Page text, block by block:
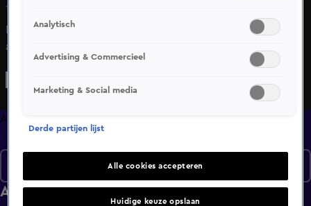
11 feb 2022, 16:00
Deze week testen we of mensen klakkeloos alles
aannemen van iemand met een geel hesje. Niels zit in
quarantaine.. En daarom geeft hij vanuit huis, de meest
Vrienden dus, maar dan anders.
Afleveringen
Afleveringen
Analytisch
Advertising & Commercieel
Marketing & Social media
Derde partijen lijst
Alle cookies accepteren
Huidige keuze opslaan